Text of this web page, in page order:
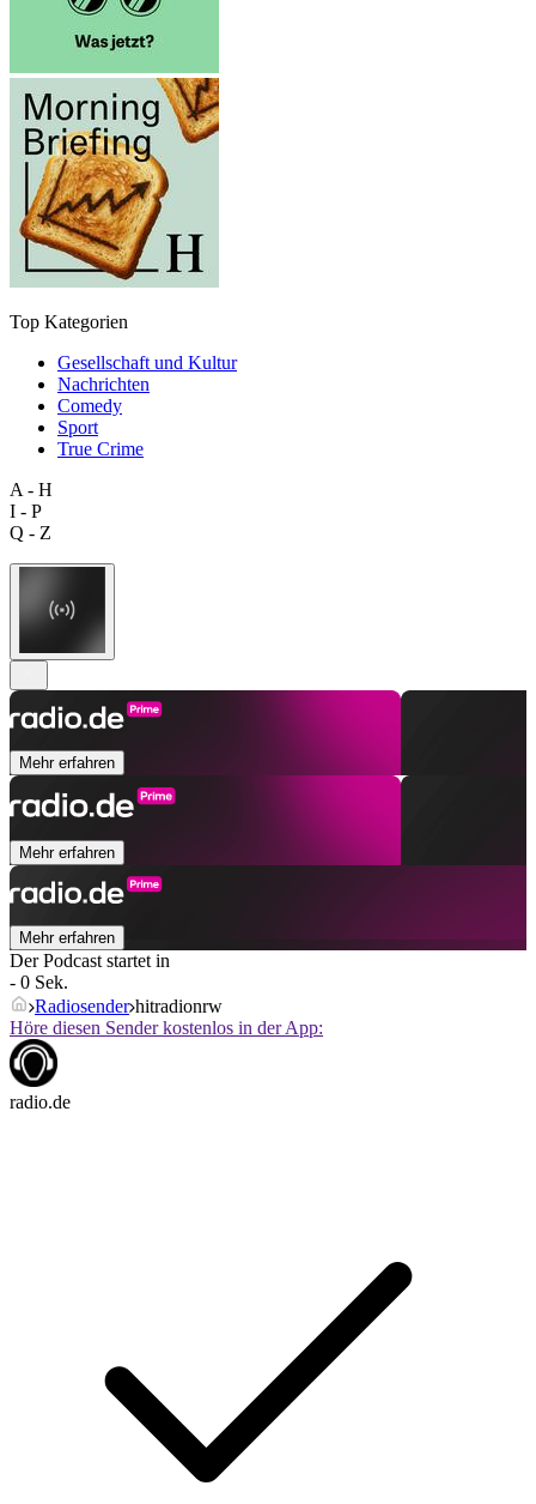
Top Kategorien
Gesellschaft und Kultur
Nachrichten
Comedy
Sport
True Crime
A - H
I - P
Q - Z
Mehr erfahren
Mehr erfahren
Mehr erfahren
Der Podcast startet in
- 0 Sek.
Radiosender hitradionrw
Höre diesen Sender kostenlos in der App:
radio.de